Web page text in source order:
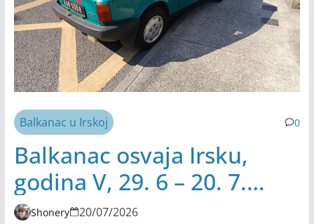
Balkanac u Irskoj 0
Balkanac osvaja Irsku,
godina V, 29. 6 – 20. 7.
2026.
Shonery 20/07/2026